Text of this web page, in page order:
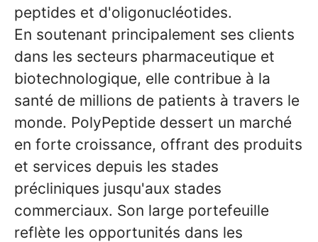
peptides et d'oligonucléotides.
En soutenant principalement ses clients
dans les secteurs pharmaceutique et
biotechnologique, elle contribue à la
santé de millions de patients à travers le
monde. PolyPeptide dessert un marché
en forte croissance, offrant des produits
et services depuis les stades
précliniques jusqu'aux stades
commerciaux. Son large portefeuille
reflète les opportunités dans les